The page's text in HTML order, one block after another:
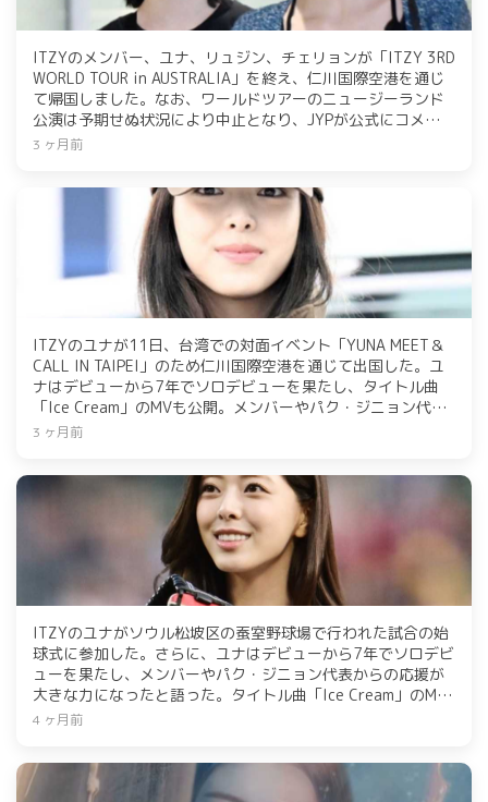
ITZYのメンバー、ユナ、リュジン、チェリョンが「ITZY 3RD
WORLD TOUR in AUSTRALIA」を終え、仁川国際空港を通じ
て帰国しました。なお、ワールドツアーのニュージーランド
公演は予期せぬ状況により中止となり、JYPが公式にコメント
を発表しています。
3 ヶ月前
ITZYのユナが11日、台湾での対面イベント「YUNA MEET＆
CALL IN TAIPEI」のため仁川国際空港を通じて出国した。ユ
ナはデビューから7年でソロデビューを果たし、タイトル曲
「Ice Cream」のMVも公開。メンバーやパク・ジニョン代表
からの応援が大きな力になったと語っている。
3 ヶ月前
ITZYのユナがソウル松坡区の蚕室野球場で行われた試合の始
球式に参加した。さらに、ユナはデビューから7年でソロデビ
ューを果たし、メンバーやパク・ジニョン代表からの応援が
大きな力になったと語った。タイトル曲「Ice Cream」のMV
も公開され、神秘的なオーラが話題となっている。
4 ヶ月前